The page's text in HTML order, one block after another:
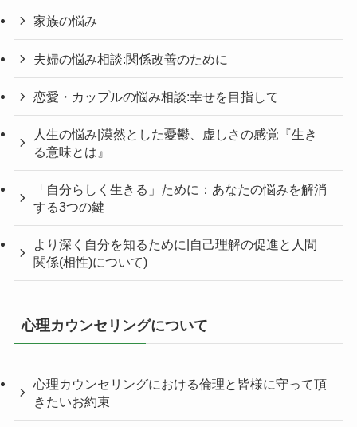
家族の悩み
夫婦の悩み相談:関係改善のために
恋愛・カップルの悩み相談:幸せを目指して
人生の悩み|漠然とした憂鬱、虚しさの感覚『生き
る意味とは』
「自分らしく生きる」ために：あなたの悩みを解消
する3つの鍵
より深く自分を知るために|自己理解の促進と人間
関係(相性)について)
心理カウンセリングについて
心理カウンセリングにおける倫理と皆様に守って頂
きたいお約束